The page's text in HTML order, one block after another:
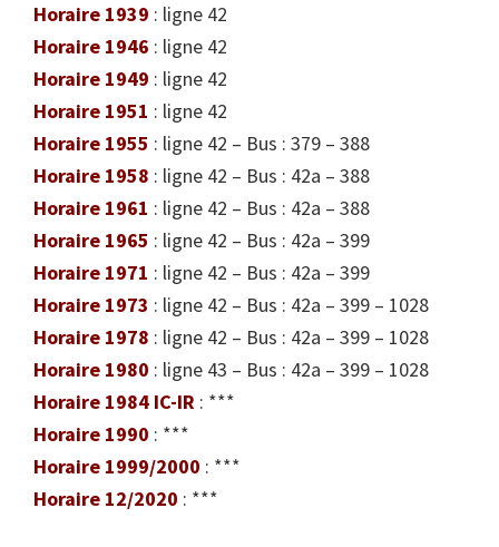
Horaire 1939 : ligne 42
Horaire 1946 : ligne 42
Horaire 1949 : ligne 42
Horaire 1951 : ligne 42
Horaire 1955 : ligne 42 – Bus : 379 – 388
Horaire 1958 : ligne 42 – Bus : 42a – 388
Horaire 1961 : ligne 42 – Bus : 42a – 388
Horaire 1965 : ligne 42 – Bus : 42a – 399
Horaire 1971 : ligne 42 – Bus : 42a – 399
Horaire 1973 : ligne 42 – Bus : 42a – 399 – 1028
Horaire 1978 : ligne 42 – Bus : 42a – 399 – 1028
Horaire 1980 : ligne 43 – Bus : 42a – 399 – 1028
Horaire 1984 IC-IR : ***
Horaire 1990 : ***
Horaire 1999/2000 : ***
Horaire 12/2020 : ***